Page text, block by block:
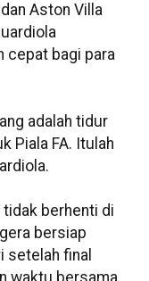
Aston Villa
cepat bagi para
adalah tidur
Piala FA. Itulah
tidak berhenti di
bersiap
setelah final